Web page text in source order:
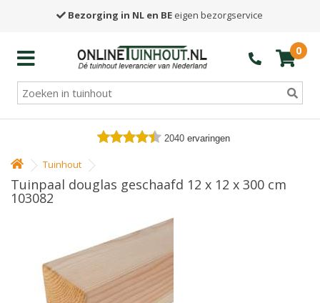
Bezorging in NL en BE eigen bezorgservice
0
2040 ervaringen
Tuinhout
Tuinpaal douglas geschaafd 12 x 12 x 300 cm
103082